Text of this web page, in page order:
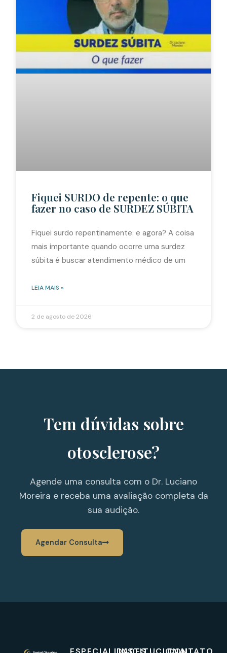
Fiquei SURDO de repente: o que
fazer no caso de SURDEZ SÚBITA
Fiquei surdo repentinamente: e agora? A coisa
mais importante quando ocorre uma surdez
súbita é buscar atendimento médico de um
LEIA MAIS »
2 de agosto de 2026
Tem dúvidas sobre
otosclerose?
Agende uma consulta com o Dr. Luciano
Moreira e receba uma avaliação completa da
sua audição.
Agendar Consulta